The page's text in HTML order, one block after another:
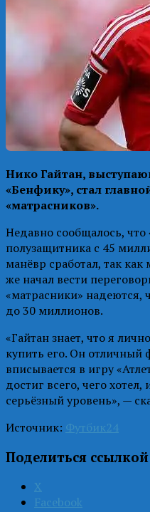
Нико Гайтан,
«Бенфику», стал
«матрасников».
Недавно сообщалось, что
полузащитника с 45
манёвр сработал, так
же начал вести
«матрасники» надеются,
до 30 миллионов.
«Гайтан знает, что я
купить его. Он отличный
вписывается в игру
достиг всего, чего
серьёзный уровень», —
Источник: Футбик24
Поделиться
X
Facebook